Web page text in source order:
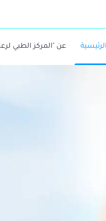
الرئيسية عن "المركز الطبي